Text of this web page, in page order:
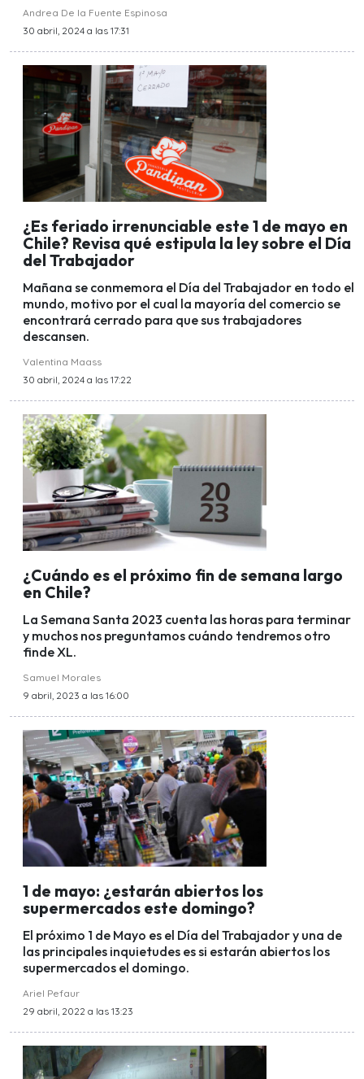
Andrea De la Fuente Espinosa
30 abril, 2024 a las 17:31
¿Es feriado irrenunciable este 1 de mayo en
Chile? Revisa qué estipula la ley sobre el Día
del Trabajador
Mañana se conmemora el Día del Trabajador en todo el
mundo, motivo por el cual la mayoría del comercio se
encontrará cerrado para que sus trabajadores
descansen.
Valentina Maass
30 abril, 2024 a las 17:22
¿Cuándo es el próximo fin de semana largo
en Chile?
La Semana Santa 2023 cuenta las horas para terminar
y muchos nos preguntamos cuándo tendremos otro
finde XL.
Samuel Morales
9 abril, 2023 a las 16:00
1 de mayo: ¿estarán abiertos los
supermercados este domingo?
El próximo 1 de Mayo es el Día del Trabajador y una de
las principales inquietudes es si estarán abiertos los
supermercados el domingo.
Ariel Pefaur
29 abril, 2022 a las 13:23